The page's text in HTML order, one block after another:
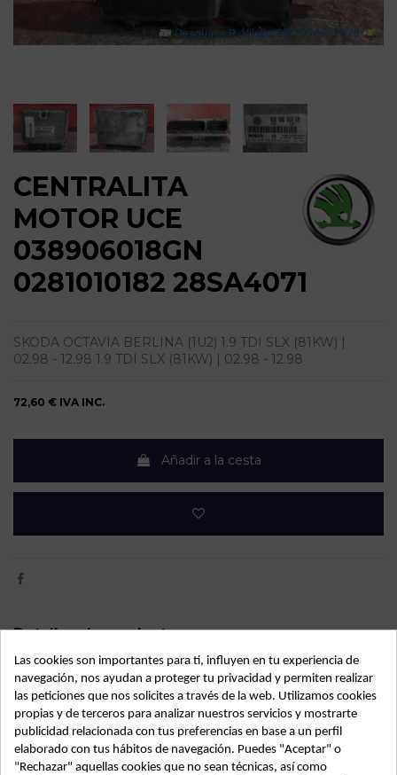
CENTRALITA
MOTOR UCE
038906018GN
0281010182 28SA4071
SKODA OCTAVIA BERLINA (1U2) 1.9 TDI SLX (81KW) |
02.98 - 12.98 1.9 TDI SLX (81KW) | 02.98 - 12.98
72,60 € IVA INC.
Añadir a la cesta
Detalles de producto
038906018GN
Año fabricación
2000
Código motor
AHF
Bastidor
TMBBP41UXY2377092
Las cookies son importantes para ti, influyen en tu experiencia de
navegación, nos ayudan a proteger tu privacidad y permiten realizar
las peticiones que nos solicites a través de la web. Utilizamos cookies
propias y de terceros para analizar nuestros servicios y mostrarte
publicidad relacionada con tus preferencias en base a un perfil
elaborado con tus hábitos de navegación. Puedes "Aceptar" o
"Rechazar" aquellas cookies que no sean técnicas, así como